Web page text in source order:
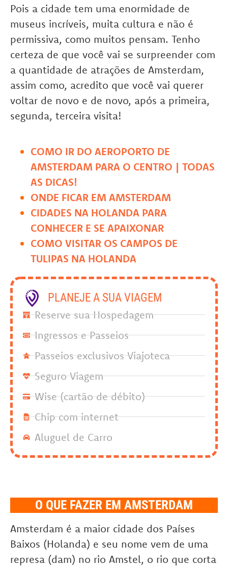
Pois a cidade tem uma enormidade de
museus incríveis, muita cultura e não é
permissiva, como muitos pensam. Tenho
certeza de que você vai se surpreender com
a quantidade de atrações de Amsterdam,
assim como, acredito que você vai querer
voltar de novo e de novo, após a primeira,
segunda, terceira visita!
COMO IR DO AEROPORTO DE
AMSTERDAM PARA O CENTRO | TODAS
AS DICAS!
ONDE FICAR EM AMSTERDAM
CIDADES NA HOLANDA PARA
CONHECER E SE APAIXONAR
COMO VISITAR OS CAMPOS DE
TULIPAS NA HOLANDA
PLANEJE A SUA VIAGEM
Reserve sua Hospedagem
Ingressos e Passeios
Passeios exclusivos Viajoteca
Seguro Viagem
Wise (cartão de débito)
Chip com internet
Aluguel de Carro
O QUE FAZER EM AMSTERDAM
Amsterdam é a maior cidade dos Países
Baixos (Holanda) e seu nome vem de uma
represa (dam) no rio Amstel, o rio que corta